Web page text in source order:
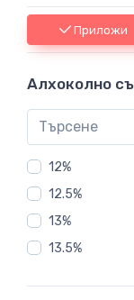
Приложи
Алхоколно
12%
12.5%
13%
13.5%